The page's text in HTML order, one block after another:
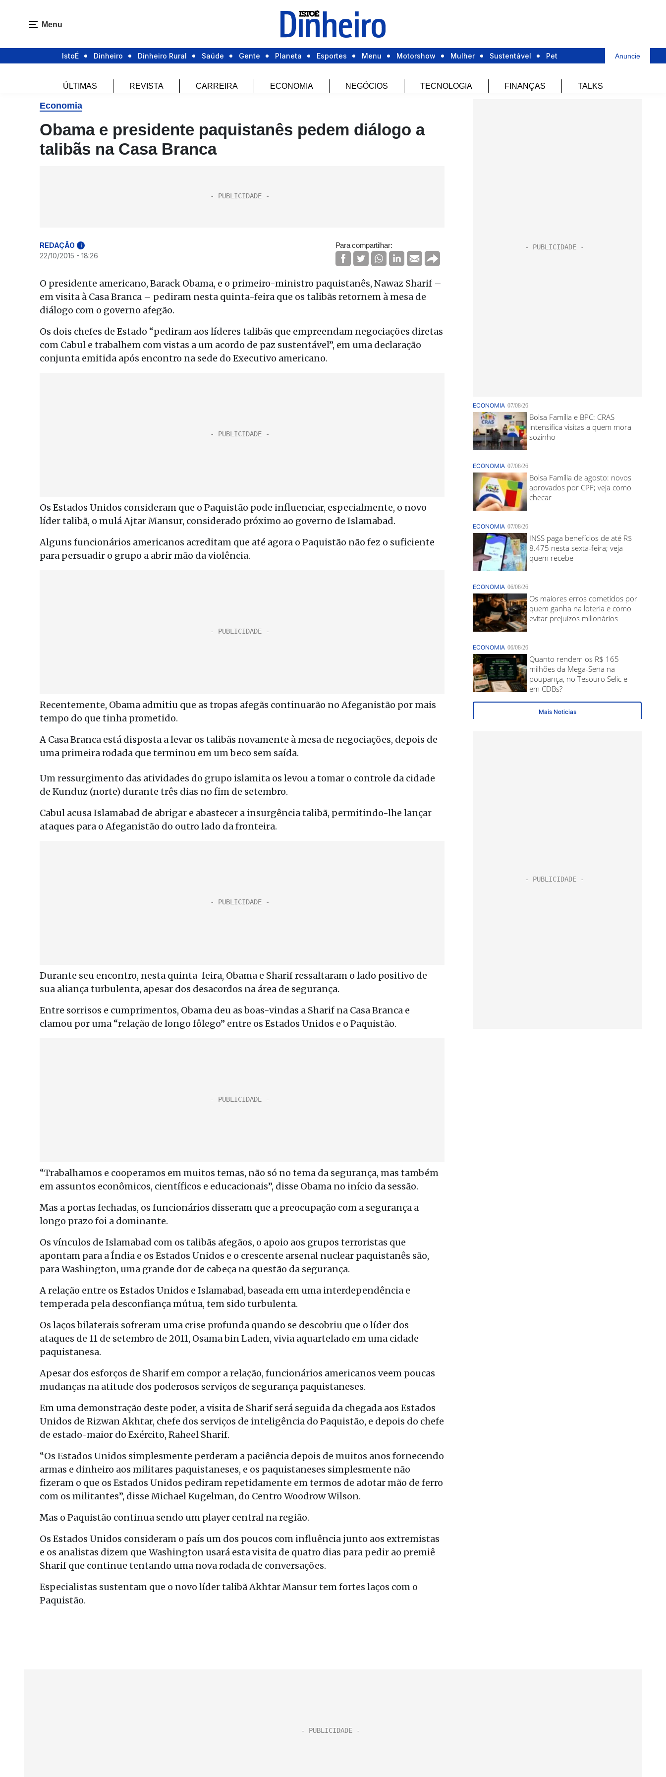
Menu
IstoÉ Dinheiro Dinheiro Rural Saúde Gente Planeta Esportes Menu Motorshow Mulher Sustentável Pet Anuncie
ÚLTIMAS REVISTA CARREIRA ECONOMIA NEGÓCIOS TECNOLOGIA FINANÇAS TALKS
Economia
Obama e presidente paquistanês pedem diálogo a
talibãs na Casa Branca
REDAÇÃO i
22/10/2015 - 18:26
Para compartilhar:
O presidente americano, Barack Obama, e o primeiro-ministro paquistanês, Nawaz Sharif –
em visita à Casa Branca – pediram nesta quinta-feira que os talibãs retornem à mesa de
diálogo com o governo afegão.
Os dois chefes de Estado “pediram aos líderes talibãs que empreendam negociações diretas
com Cabul e trabalhem com vistas a um acordo de paz sustentável”, em uma declaração
conjunta emitida após encontro na sede do Executivo americano.
Os Estados Unidos consideram que o Paquistão pode influenciar, especialmente, o novo
líder talibã, o mulá Ajtar Mansur, considerado próximo ao governo de Islamabad.
Alguns funcionários americanos acreditam que até agora o Paquistão não fez o suficiente
para persuadir o grupo a abrir mão da violência.
Recentemente, Obama admitiu que as tropas afegãs continuarão no Afeganistão por mais
tempo do que tinha prometido.
A Casa Branca está disposta a levar os talibãs novamente à mesa de negociações, depois de
uma primeira rodada que terminou em um beco sem saída.
Um ressurgimento das atividades do grupo islamita os levou a tomar o controle da cidade
de Kunduz (norte) durante três dias no fim de setembro.
Cabul acusa Islamabad de abrigar e abastecer a insurgência talibã, permitindo-lhe lançar
ataques para o Afeganistão do outro lado da fronteira.
Durante seu encontro, nesta quinta-feira, Obama e Sharif ressaltaram o lado positivo de
sua aliança turbulenta, apesar dos desacordos na área de segurança.
Entre sorrisos e cumprimentos, Obama deu as boas-vindas a Sharif na Casa Branca e
clamou por uma “relação de longo fôlego” entre os Estados Unidos e o Paquistão.
“Trabalhamos e cooperamos em muitos temas, não só no tema da segurança, mas também
em assuntos econômicos, científicos e educacionais”, disse Obama no início da sessão.
Mas a portas fechadas, os funcionários disseram que a preocupação com a segurança a
longo prazo foi a dominante.
Os vínculos de Islamabad com os talibãs afegãos, o apoio aos grupos terroristas que
apontam para a Índia e os Estados Unidos e o crescente arsenal nuclear paquistanês são,
para Washington, uma grande dor de cabeça na questão da segurança.
A relação entre os Estados Unidos e Islamabad, baseada em uma interdependência e
temperada pela desconfiança mútua, tem sido turbulenta.
Os laços bilaterais sofreram uma crise profunda quando se descobriu que o líder dos
ataques de 11 de setembro de 2011, Osama bin Laden, vivia aquartelado em uma cidade
paquistanesa.
Apesar dos esforços de Sharif em compor a relação, funcionários americanos veem poucas
mudanças na atitude dos poderosos serviços de segurança paquistaneses.
Em uma demonstração deste poder, a visita de Sharif será seguida da chegada aos Estados
Unidos de Rizwan Akhtar, chefe dos serviços de inteligência do Paquistão, e depois do chefe
de estado-maior do Exército, Raheel Sharif.
“Os Estados Unidos simplesmente perderam a paciência depois de muitos anos fornecendo
armas e dinheiro aos militares paquistaneses, e os paquistaneses simplesmente não
fizeram o que os Estados Unidos pediram repetidamente em termos de adotar mão de ferro
com os militantes”, disse Michael Kugelman, do Centro Woodrow Wilson.
Mas o Paquistão continua sendo um player central na região.
Os Estados Unidos consideram o país um dos poucos com influência junto aos extremistas
e os analistas dizem que Washington usará esta visita de quatro dias para pedir ao premiê
Sharif que continue tentando uma nova rodada de conversações.
Especialistas sustentam que o novo líder talibã Akhtar Mansur tem fortes laços com o
Paquistão.